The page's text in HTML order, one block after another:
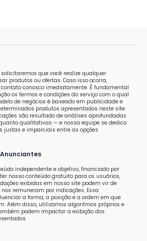
que você realize qualquer
produtos ou ofertas. Caso isso ocorra,
conosco imediatamente. É fundamental
os termos e condições do serviço com o qual
de negócios é baseado em publicidade e
produtos apresentados neste site.
são resultado de análises aprofundadas
qualitativas — e nossa equipe se dedica
justas e imparciais entre as opções
independente e objetivo, financiado por
nosso conteúdo gratuito para os usuários,
exibidas em nosso site podem vir de
remuneram por indicações. Essa
a forma, a posição e a ordem em que
Além disso, utilizamos algoritmos próprios e
podem impactar a exibição dos